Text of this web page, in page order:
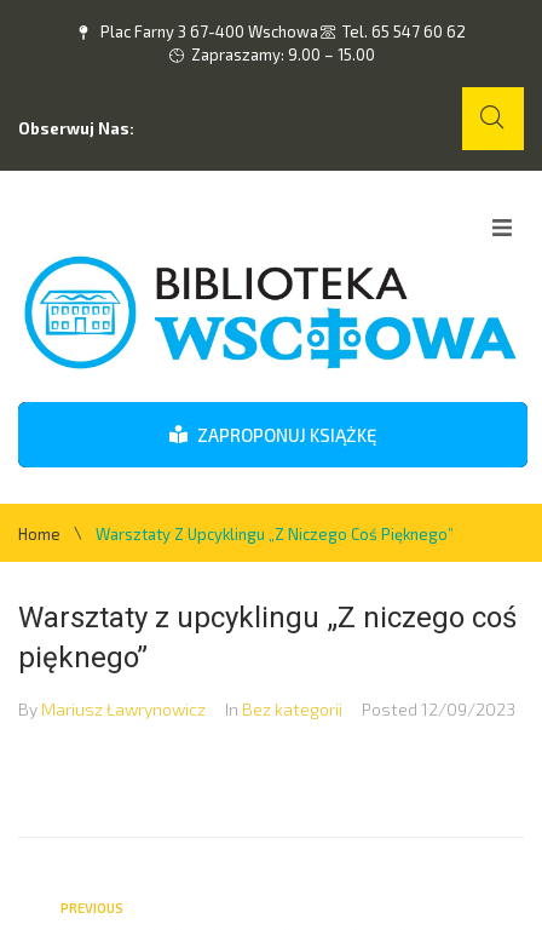
Plac Farny 3 67-400 Wschowa
Tel. 65 547 60 62
Zapraszamy: 9.00 – 15.00
Obserwuj Nas:
O nas
Wydarzenia
Kontakt
ZAPROPONUJ KSIĄŻKĘ
Home \ Warsztaty Z Upcyklingu „Z Niczego Coś Pięknego”
Warsztaty z upcyklingu „Z niczego coś
pięknego”
By Mariusz Ławrynowicz In Bez kategorii Posted 12/09/2023
PREVIOUS